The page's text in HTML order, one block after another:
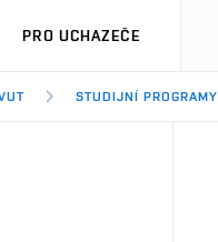
PRO UCHAZEČE
STUDIJNÍ PROGRAMY